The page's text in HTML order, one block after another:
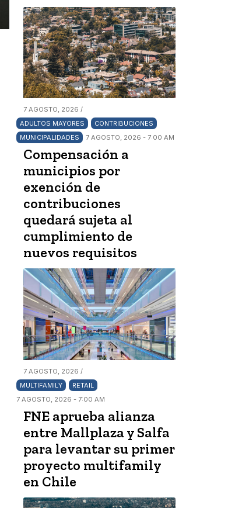
7 AGOSTO, 2026 /
ADULTOS MAYORES
CONTRIBUCIONES
MUNICIPALIDADES
7 AGOSTO, 2026 - 7:00 AM
Compensación a
municipios por
exención de
contribuciones
quedará sujeta al
cumplimiento de
nuevos requisitos
7 AGOSTO, 2026 /
MULTIFAMILY
RETAIL
7 AGOSTO, 2026 - 7:00 AM
FNE aprueba alianza
entre Mallplaza y Salfa
para levantar su primer
proyecto multifamily
en Chile